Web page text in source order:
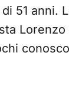
51 anni.